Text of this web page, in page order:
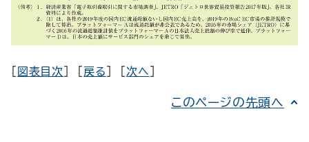
図表目次 戻る ] [次へ
このページの先頭へ